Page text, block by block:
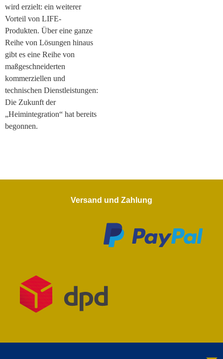
wird erzielt: ein weiterer
Vorteil von LIFE-
Produkten. Über eine ganze
Reihe von Lösungen hinaus
gibt es eine Reihe von
maßgeschneiderten
kommerziellen und
technischen Dienstleistungen:
Die Zukunft der
„Heimintegration“ hat bereits
begonnen.
Versand und Zahlung